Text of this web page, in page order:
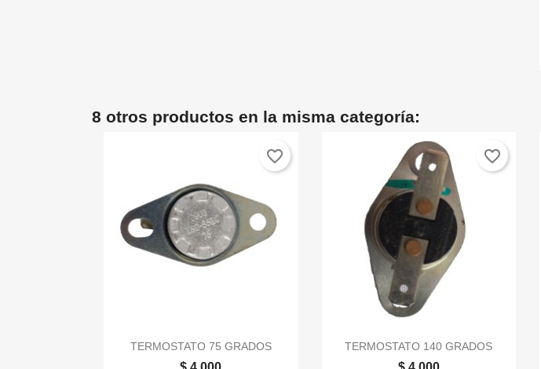
8 otros productos en la misma categoría:
Vista rápida
TERMOSTATO 75 GRADOS
favorite_border
Vista rápida
TERMOSTATO 140 GRADOS
favorite_border